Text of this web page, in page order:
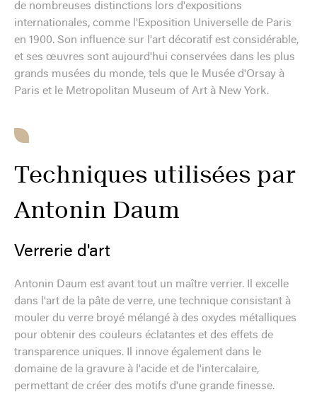
de nombreuses distinctions lors d'expositions
internationales, comme l'Exposition Universelle de Paris
en 1900. Son influence sur l'art décoratif est considérable,
et ses œuvres sont aujourd'hui conservées dans les plus
grands musées du monde, tels que le Musée d'Orsay à
Paris et le Metropolitan Museum of Art à New York.
Techniques utilisées par
Antonin Daum
Verrerie d'art
Antonin Daum est avant tout un maître verrier. Il excelle
dans l'art de la pâte de verre, une technique consistant à
mouler du verre broyé mélangé à des oxydes métalliques
pour obtenir des couleurs éclatantes et des effets de
transparence uniques. Il innove également dans le
domaine de la gravure à l'acide et de l'intercalaire,
permettant de créer des motifs d'une grande finesse.